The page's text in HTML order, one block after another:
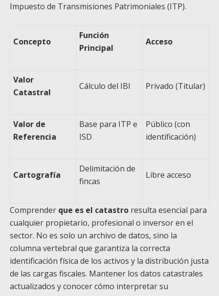
Impuesto de Transmisiones Patrimoniales (ITP).
Concepto
Función
Principal
Acceso
Valor
Catastral
Cálculo del IBI Privado (Titular)
Valor de
Referencia
Base para ITP e
ISD
Público (con
identificación)
Cartografía
Delimitación de
fincas
Libre acceso
Comprender que es el catastro resulta esencial para
cualquier propietario, profesional o inversor en el
sector. No es solo un archivo de datos, sino la
columna vertebral que garantiza la correcta
identificación física de los activos y la distribución justa
de las cargas fiscales. Mantener los datos catastrales
actualizados y conocer cómo interpretar su